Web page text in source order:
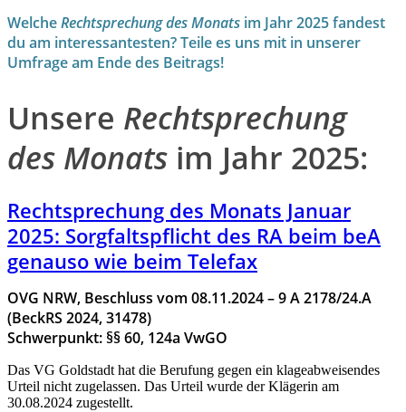
WelcheRechtsprechung des Monats im Jahr 2025 fandest
du am interessantesten? Teile es uns mit in unserer
Umfrage am Ende des Beitrags!
Unsere Rechtsprechung
des Monats im Jahr 2025:
Rechtsprechung des Monats Januar
2025: Sorgfaltspflicht des RA beim beA
genauso wie beim Telefax
OVG NRW, Beschluss vom 08.11.2024 – 9 A 2178/24.A
(BeckRS 2024, 31478)
Schwerpunkt: §§ 60, 124a VwGO
Das VG Goldstadt hat die Berufung gegen ein klageabweisendes
Urteil nicht zugelassen. Das Urteil wurde der Klägerin am
30.08.2024 zugestellt.